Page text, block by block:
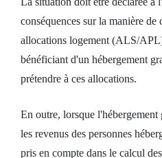
conséquences sur la manière
allocations logement (ALS/
bénéficiant d'un hébergement
prétendre à ces allocations.
En outre, lorsque l'hébergement
les revenus des personnes
pris en compte dans le calcul